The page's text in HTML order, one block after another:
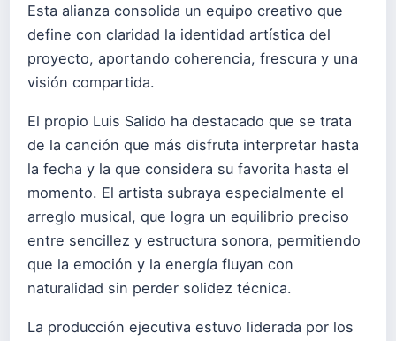
Esta alianza consolida un equipo creativo que
define con claridad la identidad artística del
proyecto, aportando coherencia, frescura y una
visión compartida.
El propio Luis Salido ha destacado que se trata
de la canción que más disfruta interpretar hasta
la fecha y la que considera su favorita hasta el
momento. El artista subraya especialmente el
arreglo musical, que logra un equilibrio preciso
entre sencillez y estructura sonora, permitiendo
que la emoción y la energía fluyan con
naturalidad sin perder solidez técnica.
La producción ejecutiva estuvo liderada por los